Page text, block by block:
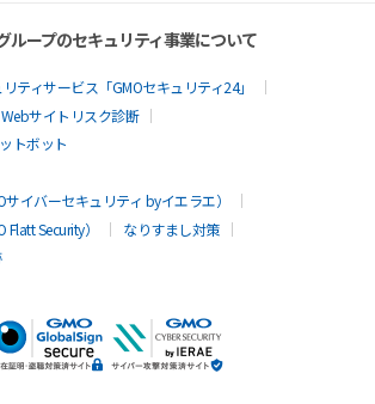
ループのセキュリティ事業について
ティサービス「GMOセキュリティ24」
Webサイトリスク診断
トボット
イバーセキュリティ byイエラエ）
Security）
なりすまし対策